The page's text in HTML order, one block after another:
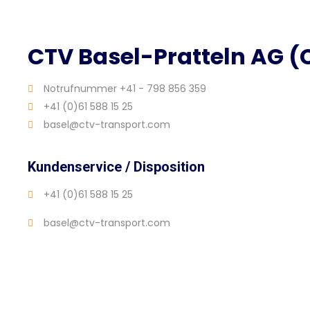
CTV Basel-Pratteln AG
Notrufnummer +41 - 798 856 359
+41 (0)61 588 15 25
basel@ctv-transport.com
Kundenservice / Disposition
+41 (0)61 588 15 25
basel@ctv-transport.com